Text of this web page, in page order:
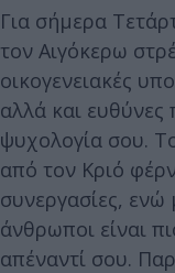
Για σήμερα
τον Αιγόκερω
οικογενειακές
αλλά και
ψυχολογία σου.
από τον Κριό
συνεργασίες, ενώ
άνθρωποι είναι
απέναντί σου.